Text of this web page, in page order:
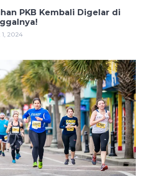
PKB Kembali Digelar di
2024